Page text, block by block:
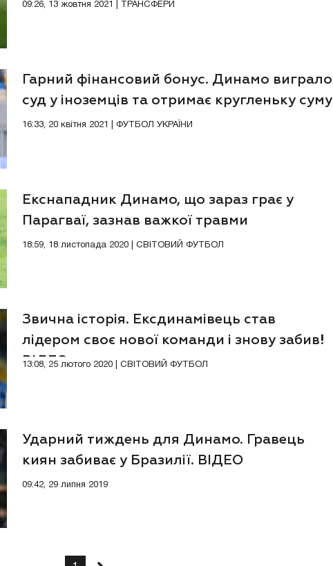
09:26, 13 жовтня 2021 | ТРАНСФЕРИ
Гарний фінансовий бонус. Динамо виграло
суд у іноземців та отримає кругленьку суму
16:33, 20 квітня 2021 | ФУТБОЛ УКРАЇНИ
Екснападник Динамо, що зараз грає у
Парагваї, зазнав важкої травми
18:59, 18 листопада 2020 | СВІТОВИЙ ФУТБОЛ
Звична історія. Ексдинамівець став
лідером своє нової команди і знову забив!
ВІДЕО
13:08, 25 лютого 2020 | СВІТОВИЙ ФУТБОЛ
Ударний тиждень для Динамо. Гравець
киян забиває у Бразилії. ВІДЕО
09:42, 29 липня 2019